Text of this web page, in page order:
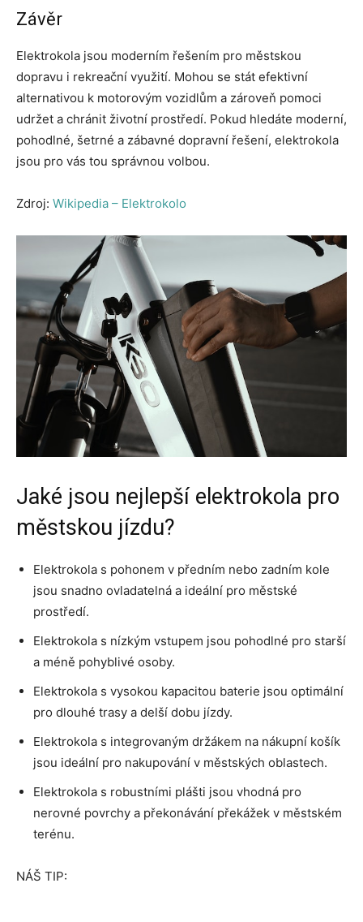
Závěr
Elektrokola jsou moderním řešením pro městskou
dopravu i rekreační využití. Mohou se stát efektivní
alternativou k motorovým vozidlům a zároveň pomoci
udržet a chránit životní prostředí. Pokud hledáte moderní,
pohodlné, šetrné a zábavné dopravní řešení, elektrokola
jsou pro vás tou správnou volbou.
Zdroj: Wikipedia – Elektrokolo
Jaké jsou nejlepší elektrokola pro
městskou jízdu?
Elektrokola s pohonem v předním nebo zadním kole
jsou snadno ovladatelná a ideální pro městské
prostředí.
Elektrokola s nízkým vstupem jsou pohodlné pro starší
a méně pohyblivé osoby.
Elektrokola s vysokou kapacitou baterie jsou optimální
pro dlouhé trasy a delší dobu jízdy.
Elektrokola s integrovaným držákem na nákupní košík
jsou ideální pro nakupování v městských oblastech.
Elektrokola s robustními plášti jsou vhodná pro
nerovné povrchy a překonávání překážek v městském
terénu.
NÁŠ TIP: